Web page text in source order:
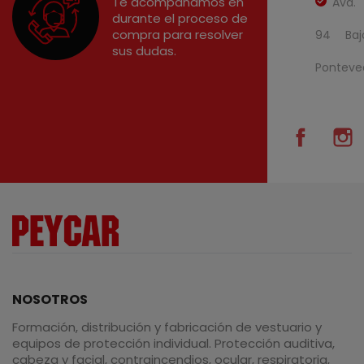
durante el proceso de
compra para resolver
sus dudas.
94
NOSOTROS
Formación, distribución y fabricación de vestuario y
equipos de protección individual. Protección auditiva,
cabeza y facial, contraincendios, ocular, respiratoria,